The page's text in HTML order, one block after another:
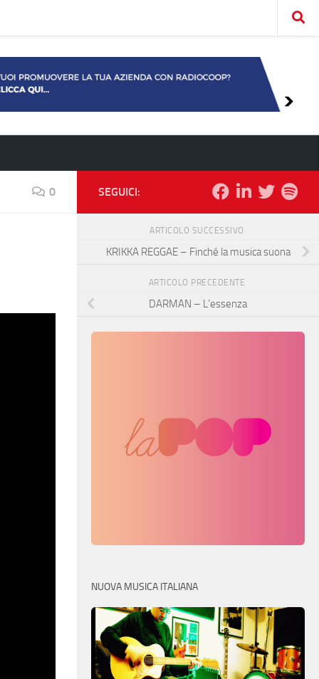
0 SEGUICI:
ARTICOLO SUCCESSIVO
KRIKKA REGGAE – Finché la musica suona
ARTICOLO PRECEDENTE
DARMAN – L’essenza
NUOVA MUSICA ITALIANA